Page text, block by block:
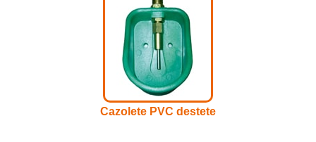
Cazolete PVC destete